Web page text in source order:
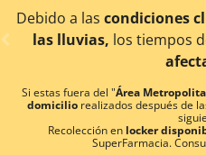
< div class="carousel-inner">
Debido a las condiciones
las lluvias, los tiempos
Si estas fuera del "Área
domicilio realizados después de
Recolección en locker
SuperFarmacia.